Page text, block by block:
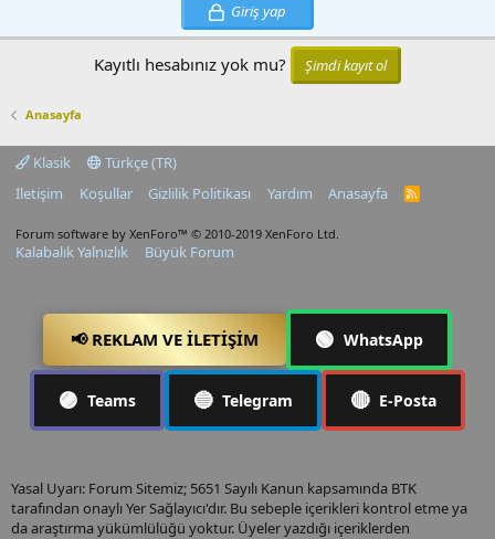
Giriş yap
Kayıtlı hesabınız yok mu? Şimdi kayıt ol
Anasayfa
Klasik
Türkçe (TR)
İletişim
Koşullar Gizlilik Politikası Yardım Anasayfa
R
Forum software by XenForo™ © 2010-2019 XenForo Ltd.
Kalabalık Yalnızlık Büyük Forum
📢 REKLAM VE İLETIŞIM 🟢 WhatsApp
🟣 Teams 🔵 Telegram 🔴 E-Posta
Yasal Uyarı: Forum Sitemiz; 5651 Sayılı Kanun kapsamında BTK
tarafından onaylı Yer Sağlayıcı'dır. Bu sebeple içerikleri kontrol etme ya
da araştırma yükümlülüğü yoktur. Üyeler yazdığı içeriklerden